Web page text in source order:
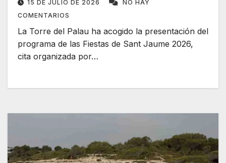
15 DE JULIO DE 2026
NO HAY
COMENTARIOS
La Torre del Palau ha acogido la presentación del
programa de las Fiestas de Sant Jaume 2026,
cita organizada por…